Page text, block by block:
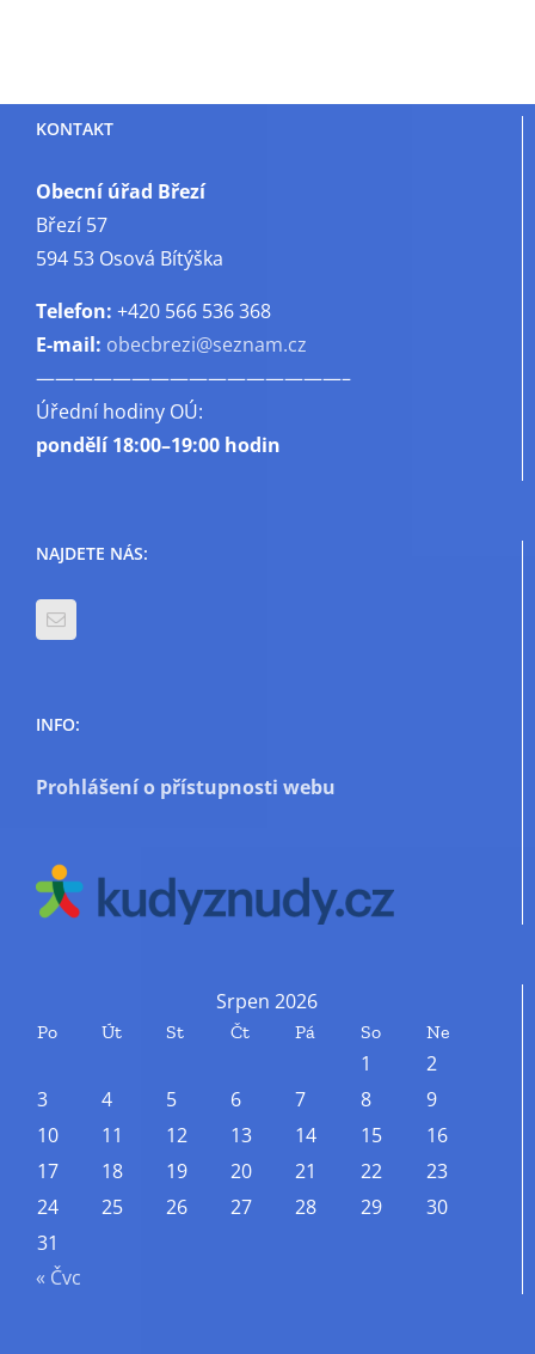
KONTAKT
Obecní úřad Březí
Březí 57
594 53 Osová Bítýška
Telefon: +420 566 536 368
E-mail: obecbrezi@seznam.cz
————————————————–
Úřední hodiny OÚ:
pondělí18:00–19:00 hodin
NAJDETE NÁS:
INFO:
Prohlášení o přístupnosti webu
Srpen 2026
Po Út St Čt Pá So Ne
1
2
3
4 5 6 7 8
9
10
11 12 13 14 15
16
17
18 19 20 21 22
23
24
25 26 27 28 29
30
31
« Čvc